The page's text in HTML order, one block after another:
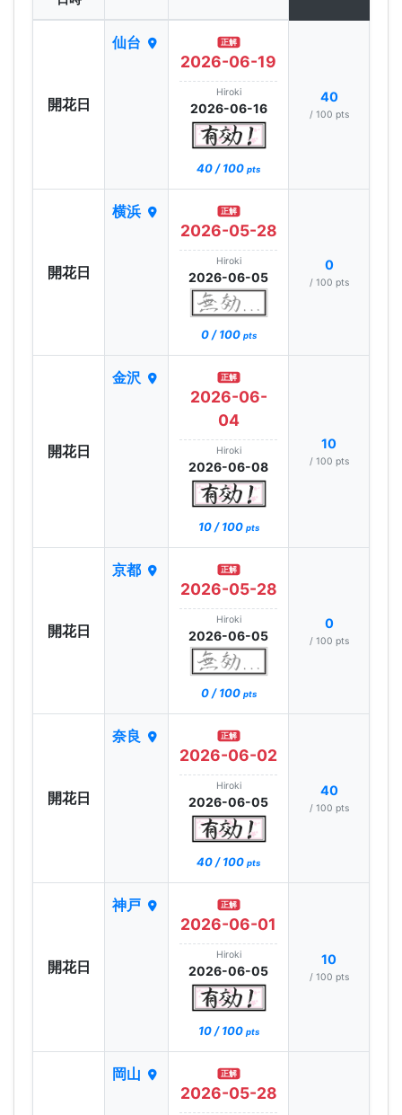
開花日
仙台 正解
2026-06-19
Hiroki
2026-06-16
40 / 100 pts
40
/ 100 pts
開花日
横浜 正解
2026-05-28
Hiroki
2026-06-05
0 / 100 pts
0
/ 100 pts
開花日
金沢 正解
2026-06-
04
Hiroki
2026-06-08
10 / 100 pts
10
/ 100 pts
開花日
京都 正解
2026-05-28
Hiroki
2026-06-05
0 / 100 pts
0
/ 100 pts
開花日
奈良 正解
2026-06-02
Hiroki
2026-06-05
40 / 100 pts
40
/ 100 pts
開花日
神戸 正解
2026-06-01
Hiroki
2026-06-05
10 / 100 pts
10
/ 100 pts
岡山 正解
2026-05-28